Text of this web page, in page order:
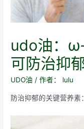
udo油：
可防治抑
UDO油 / 作者： lulu
防治抑郁的关键营养